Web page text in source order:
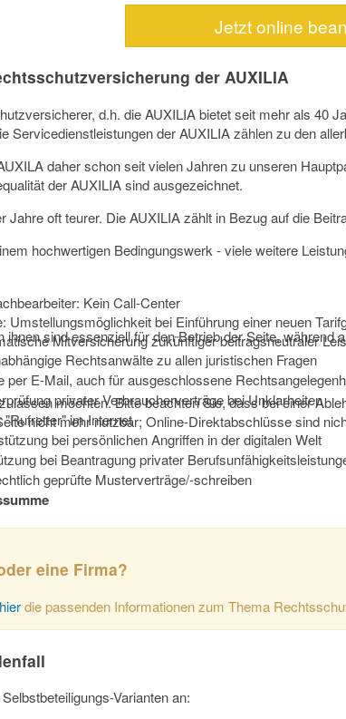
Jetzt online
der AUXILIA
d.h. die AUXILIA bietet seit mehr als 40
Servicedienstleistungen der AUXILIA zählen zu den
daher schon seit vielen Jahren zu unseren
der AUXILIA sind ausgezeichnet.
Jahre oft teurer. Die AUXILIA zählt in Bezug auf die
hochwertigen Bedingungswerk - viele weitere
Kein Call-Center
Umstellungsmöglichkeit bei Einführung einer neuen
Mitversicherung zukünftiger beitragsneutraler
Rechtsanwälte zu allen juristischen Fragen
per E-Mail, auch für ausgeschlossene
privater Verbraucherverträge bei Unklarheiten
"Rufretter" im Internet
bei persönlichen Angriffen in der digitalen Welt
bei Beantragung privater
geprüfte Musterverträge/-schreiben
eine Firma?
hierdie passenden Informationen zum Thema
Varianten an:
sind essenziell für den Betrieb der Seite,
möchten. Bitte beachten Sie, dass bei einer
nicht mehr nutzbar; Online-Direktabschlüsse sind